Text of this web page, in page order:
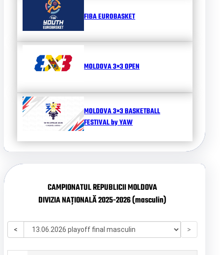
FIBA EUROBASKET
MOLDOVA 3×3 OPEN
MOLDOVA 3×3 BASKETBALL
FESTIVAL by YAW
CAMPIONATUL REPUBLICII MOLDOVA
DIVIZIA NAȚIONALĂ 2025-2026 (masculin)
< >